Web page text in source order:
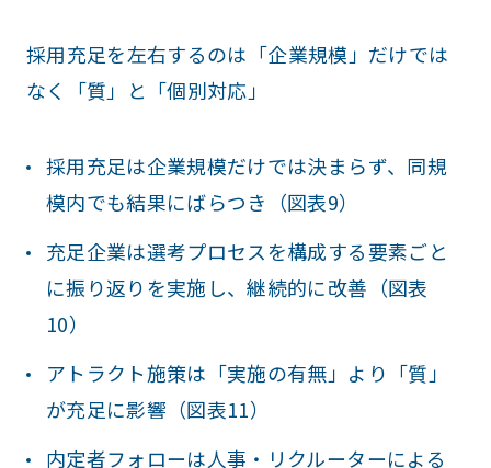
採用充足を左右するのは「企業規模」だけでは
なく「質」と「個別対応」
採用充足は企業規模だけでは決まらず、同規
模内でも結果にばらつき（図表9）
充足企業は選考プロセスを構成する要素ごと
に振り返りを実施し、継続的に改善（図表
10）
アトラクト施策は「実施の有無」より「質」
が充足に影響（図表11）
内定者フォローは人事・リクルーターによる